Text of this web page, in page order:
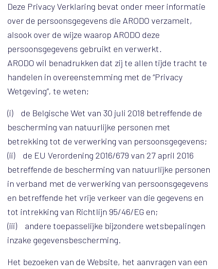
Deze Privacy Verklaring bevat onder meer informatie
over de persoonsgegevens die ARODO verzamelt,
alsook over de wijze waarop ARODO deze
persoonsgegevens gebruikt en verwerkt.
ARODO wil benadrukken dat zij te allen tijde tracht te
handelen in overeenstemming met de “Privacy
Wetgeving”, te weten;
(i) de Belgische Wet van 30 juli 2018 betreffende de
bescherming van natuurlijke personen met
betrekking tot de verwerking van persoonsgegevens;
(ii) de EU Verordening 2016/679 van 27 april 2016
betreffende de bescherming van natuurlijke personen
in verband met de verwerking van persoonsgegevens
en betreffende het vrije verkeer van die gegevens en
tot intrekking van Richtlijn 95/46/EG en;
(iii) andere toepasselijke bijzondere wetsbepalingen
inzake gegevensbescherming.
Het bezoeken van de Website, het aanvragen van een